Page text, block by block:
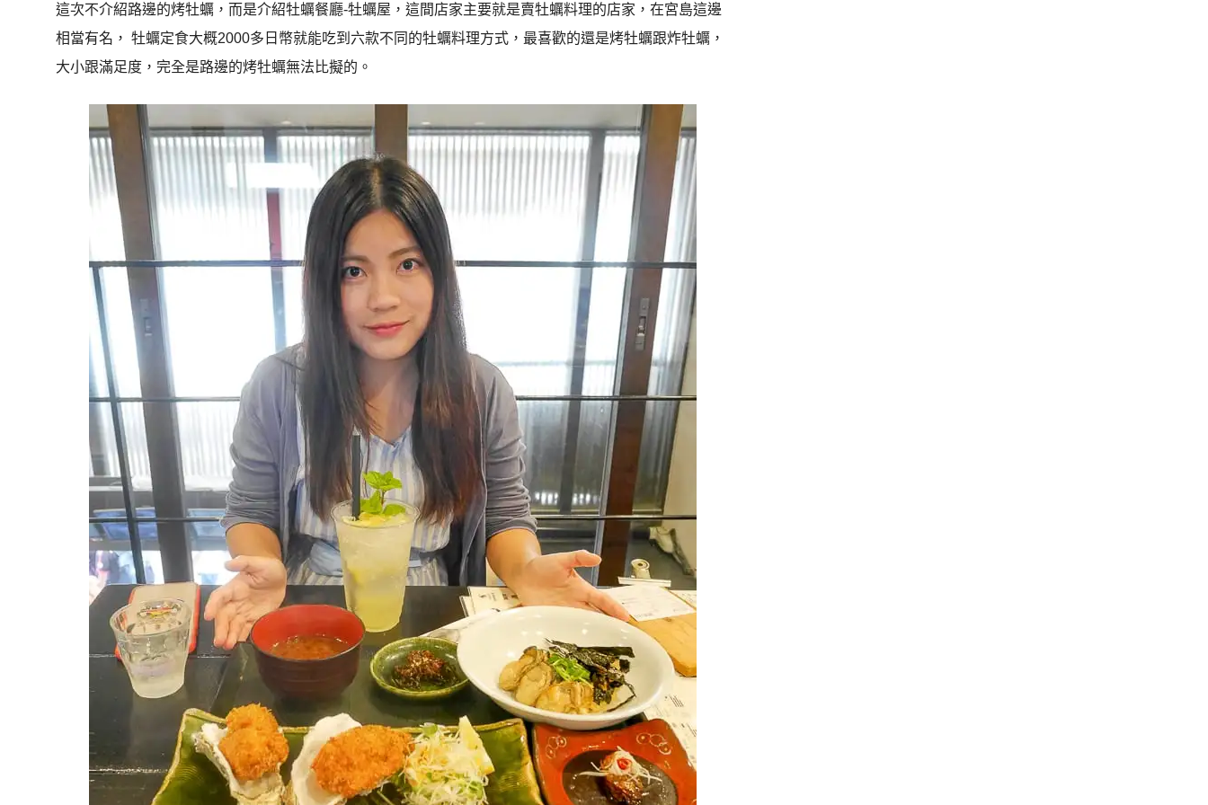
這次不介紹路邊的烤牡蠣，而是介紹牡蠣餐廳-牡蠣屋，這間店家主要就是賣牡蠣料理的店家，在宮島這邊
相當有名， 牡蠣定食大概2000多日幣就能吃到六款不同的牡蠣料理方式，最喜歡的還是烤牡蠣跟炸牡蠣，
大小跟滿足度，完全是路邊的烤牡蠣無法比擬的。